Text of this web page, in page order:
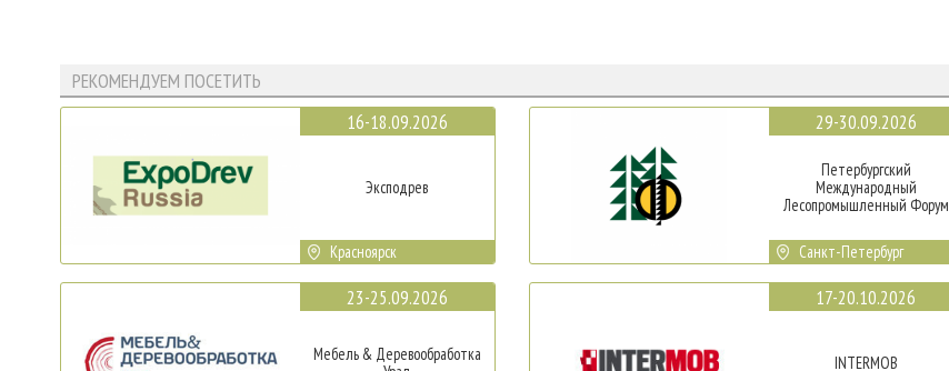
РЕКОМЕНДУЕМ ПОСЕТИТЬ
16-18.09.2026
Эксподрев
Красноярск
23-25.09.2026
Мебель & Деревообработка
29-30.09.2026
Петербургский
Международный
Лесопромышленный Форум
Санкт-Петербург
17-20.10.2026
INTERMOB